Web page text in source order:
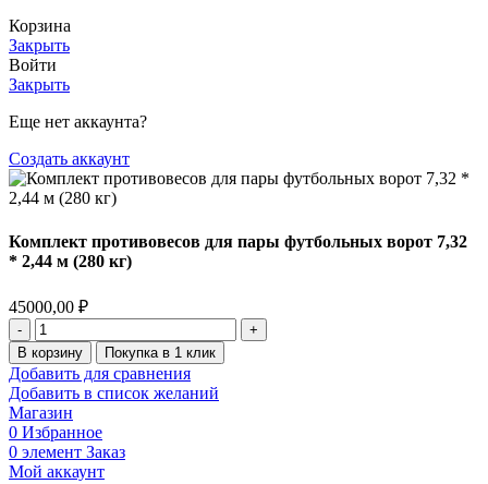
Корзина
Закрыть
Войти
Закрыть
Еще нет аккаунта?
Создать аккаунт
Комплект противовесов для пары футбольных ворот 7,32
* 2,44 м (280 кг)
45000,00 ₽
В корзину Покупка в 1 клик
Добавить для сравнения
Добавить в список желаний
Магазин
0 Избранное
0 элемент Заказ
Мой аккаунт